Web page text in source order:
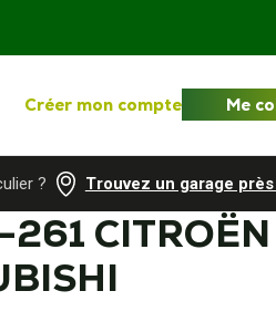
Créer mon compte Me
? Trouvez un garage
CITROËN